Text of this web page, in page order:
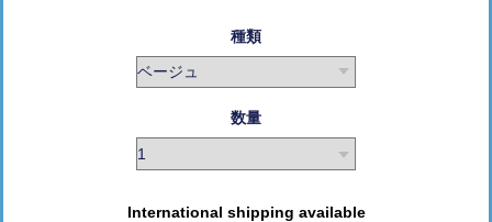
種類
数量
International shipping available